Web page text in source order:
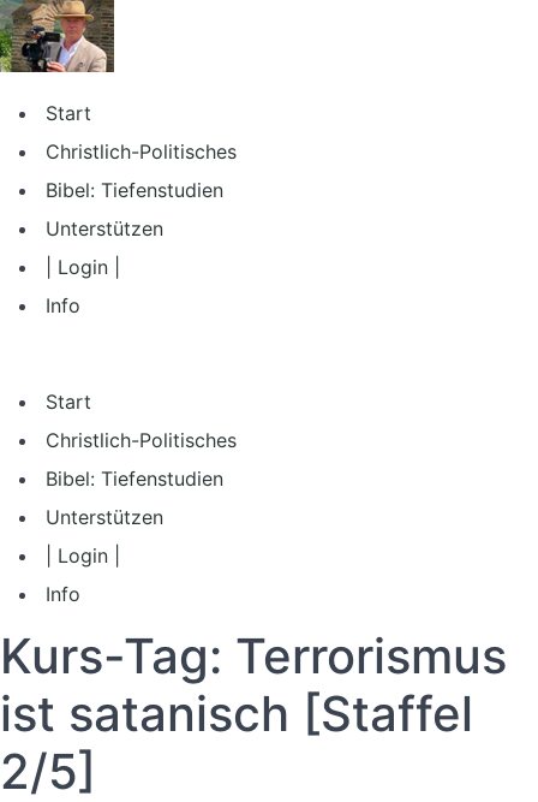
Zum
Inhalt
springen
Start
Christlich-Politisches
Bibel: Tiefenstudien
Unterstützen
| Login |
Info
Start
Christlich-Politisches
Bibel: Tiefenstudien
Unterstützen
| Login |
Info
Kurs-Tag: Terrorismus
ist satanisch [Staffel
2/5]